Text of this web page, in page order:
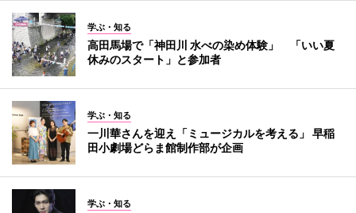
学ぶ・知る
高田馬場で「神田川 水べの染め体験」 「いい夏
休みのスタート」と参加者
学ぶ・知る
一川華さんを迎え「ミュージカルを考える」 早稲
田小劇場どらま館制作部が企画
学ぶ・知る